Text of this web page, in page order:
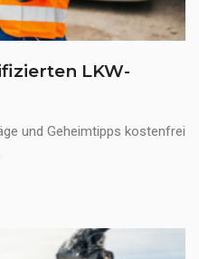
LKW-
und Geheimtipps kostenfrei